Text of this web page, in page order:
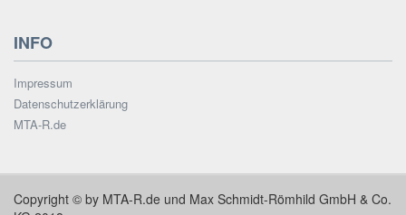
INFO
Impressum
Datenschutzerklärung
MTA-R.de
Copyright © by MTA-R.de und Max Schmidt-Römhild GmbH & Co.